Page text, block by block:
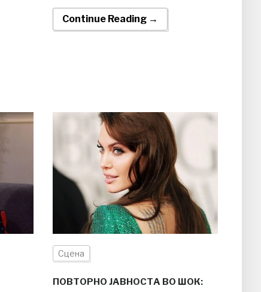
Continue Reading →
Сцена
ПОВТОРНО ЈАВНОСТА ВО ШОК: